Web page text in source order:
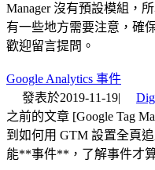
Manager 沒有預設模組，
有一些地方需要注意，確
歡迎留言提問。
Google Analytics 事件
發表於2019-11-19|
之前的文章 [Google Tag
到如何用 GTM 設置全頁
能**事件**，了解事件才